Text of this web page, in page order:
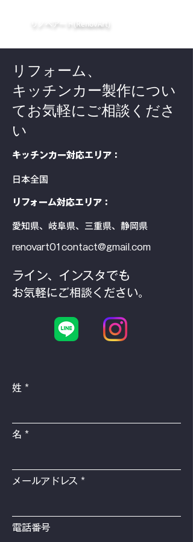
​リノベアート(RenovArt)
リフォーム、
キッチンカー製作につい
てお気軽にご相談くださ
い
キッチンカー対応エリア：
日本全国
リフォーム対応エリア：
愛知県、岐阜県、三重県、静岡県
renovart01contact@gmail.com
ライン、インスタでも
お気軽にご相談ください。
姓
名
メールアドレス
電話番号